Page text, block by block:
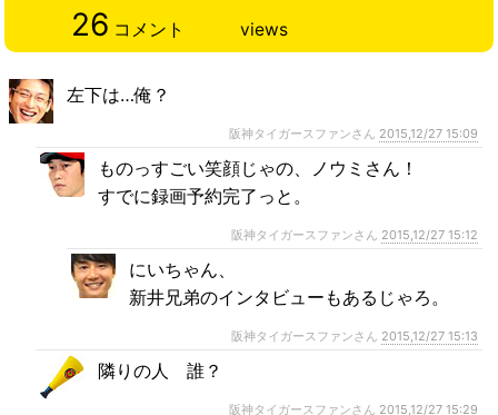
26 コメント views
左下は…俺？
阪神タイガースファンさん 2015,12/27 15:09
ものっすごい笑顔じゃの、ノウミさん！
すでに録画予約完了っと。
阪神タイガースファンさん 2015,12/27 15:12
にいちゃん、
新井兄弟のインタビューもあるじゃろ。
阪神タイガースファンさん 2015,12/27 15:13
隣りの人 誰？
阪神タイガースファンさん 2015,12/27 15:29